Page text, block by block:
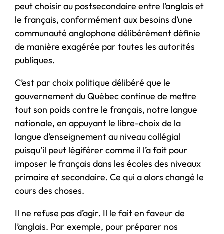
peut choisir au postsecondaire entre l’anglais et
le français, conformément aux besoins d’une
communauté anglophone délibérément définie
de manière exagérée par toutes les autorités
publiques.
C’est par choix politique délibéré que le
gouvernement du Québec continue de mettre
tout son poids contre le français, notre langue
nationale, en appuyant le libre-choix de la
langue d’enseignement au niveau collégial
puisqu’il peut légiférer comme il l’a fait pour
imposer le français dans les écoles des niveaux
primaire et secondaire. Ce qui a alors changé le
cours des choses.
Il ne refuse pas d’agir. Il le fait en faveur de
l’anglais. Par exemple, pour préparer nos